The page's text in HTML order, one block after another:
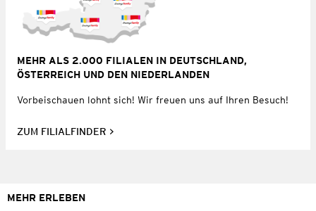
MEHR ALS 2.000 FILIALEN IN DEUTSCHLAND,
ÖSTERREICH UND DEN NIEDERLANDEN
Vorbeischauen lohnt sich! Wir freuen uns auf Ihren Besuch!
ZUM FILIALFINDER
MEHR ERLEBEN